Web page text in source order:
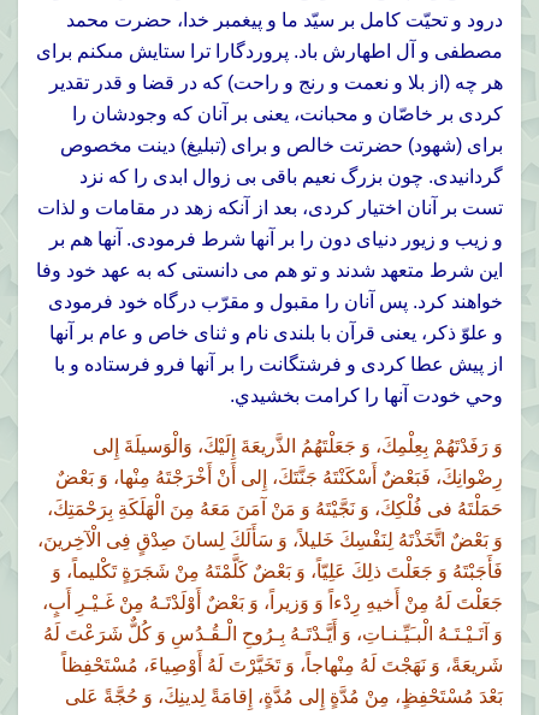
درود و تحيّت كامل بر سيّد ما و پيغمبر خدا، حضرت محمد
مصطفى و آل اطهارش باد. پروردگارا ترا ستايش مىكنم براى
هر چه (از بلا و نعمت و رنج و راحت) كه در قضا و قدر تقدير
كردى بر خاصّان و محبانت، يعنى بر آنان كه وجودشان را
براى (شهود) حضرتت خالص و براى (تبليغ) دينت مخصوص
گردانيدى. چون بزرگ نعيم باقى بى زوال ابدى را كه نزد
تست بر آنان اختيار كردى، بعد از آنكه زهد در مقامات و لذات
و زيب و زيور دنياى دون را بر آنها شرط فرمودى. آنها هم بر
اين شرط متعهد شدند و تو هم مى دانستى كه به عهد خود وفا
خواهند كرد. پس آنان را مقبول و مقرّب درگاه خود فرمودى
و علوّ ذكر، يعنى قرآن با بلندى نام و ثناى خاص و عام بر آنها
از پيش عطا كردى و فرشتگانت را بر آنها فرو فرستاده و با
وحي خودت آنها را کرامت بخشيدي.
وَ رَفَدْتَهُمْ بِعِلْمِكَ، وَ جَعَلْتَهُمُ الذَّريعَةَ إِلَيْكَ، وَالْوَسيلَةَ إِلى
رِضْوانِكَ، فَبَعْضٌ أَسْكَنْتَهُ جَنَّتَكَ، إِلى أَنْ أَخْرَجْتَهُ مِنْها، وَ بَعْضٌ
حَمَلْتَهُ فى فُلْكِكَ، وَ نَجَّيْتَهُ وَ مَنْ آمَنَ مَعَهُ مِنَ الْهَلَكَةِ بِرَحْمَتِكَ،
وَ بَعْضٌ اتَّخَذْتَهُ لِنَفْسِكَ خَليلاً، وَ سَأَلَكَ لِسانَ صِدْقٍ فِى الْآخِرينَ،
فَأَجَبْتَهُ وَ جَعَلْتَ ذلِكَ عَلِيّاً، وَ بَعْضٌ كَلَّمْتَهُ مِنْ شَجَرَةٍ تَكْليماً، وَ
جَعَلْتَ لَهُ مِنْ أَخيهِ رِدْءاً وَ وَزيراً، وَ بَعْضٌ أَوْلَدْتَـهُ مِنْ غَـيْـرِ أَبٍ،
وَ آتَـيْـتَـهُ الْبـَيِّـنـاتِ، وَ أَيَّـدْتَـهُ بِـرُوحِ الْـقُـدُسِ وَ كُلٌّ شَرَعْتَ لَهُ
شَريعَةً، وَ نَهَجْتَ لَهُ مِنْهاجاً، وَ تَخَيَّرْتَ لَهُ أَوْصِياءَ، مُسْتَحْفِظاً
بَعْدَ مُسْتَحْفِظٍ، مِنْ مُدَّةٍ إِلى مُدَّةٍ، إِقامَةً لِدينِكَ، وَ حُجَّةً عَلى